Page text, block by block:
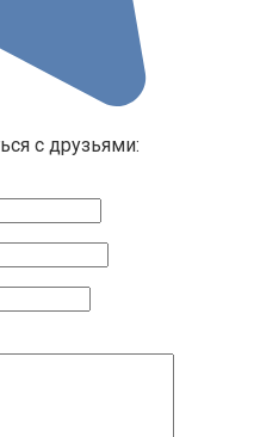
с друзьями: